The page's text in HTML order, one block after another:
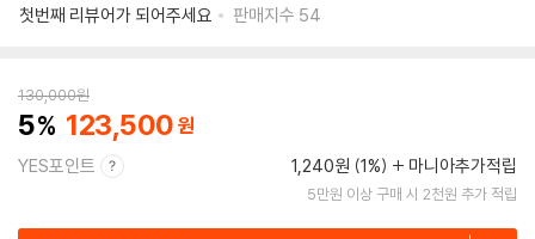
첫번째 리뷰어가 되어주세요
판매지수 54
130,000원
5 123,500
YES포인트 1,240원 (1%) 마니아추가적립
5만원 이상 구매 시 2천원 추가 적립